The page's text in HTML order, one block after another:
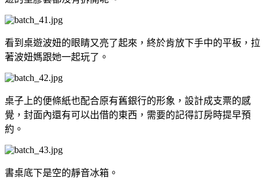
看到桌遊波妞的眼睛又亮了起來，終於肯放下手中的平板，拉
著波妞媽跟她一起玩了。
桌子上的便條紙也配合原有舊銀行的形象，設計成支票的感
覺，封面內還有可以出借的東西，需要的記得訂房時提早預
約。
書桌底下是空的靜音冰箱。